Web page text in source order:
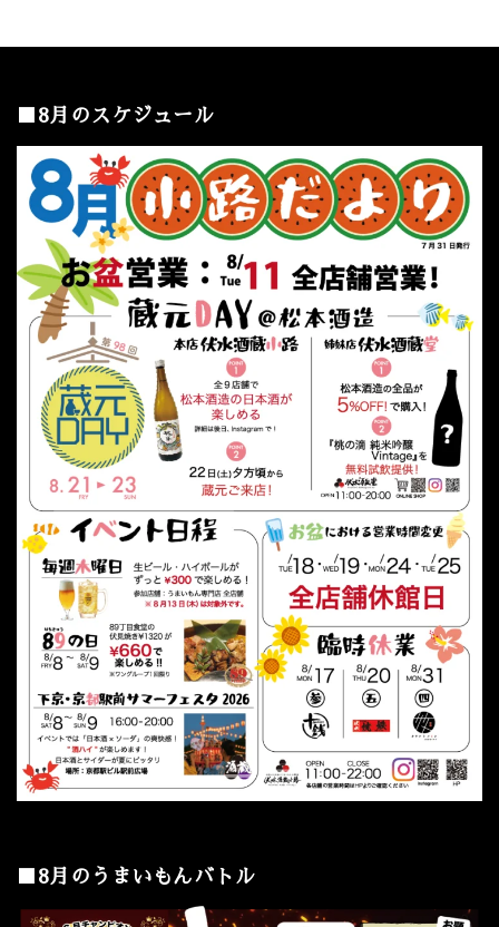
■8月のスケジュール
■8月のうまいもんバトル